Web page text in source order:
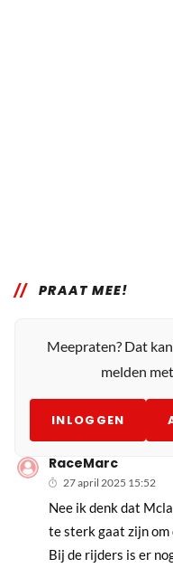
PRAAT MEE!
Meepraten? Dat
melden
INLOGGEN
RaceMarc
27 april 2025 15:52
Nee ik denk dat
te sterk gaat zijn
Bij de rijders is er